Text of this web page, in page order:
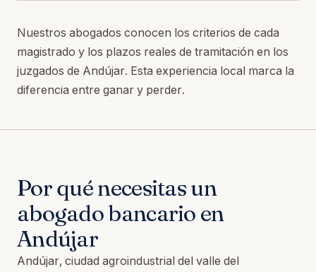
Nuestros abogados conocen los criterios de cada
magistrado y los plazos reales de tramitación en los
juzgados de Andújar. Esta experiencia local marca la
diferencia entre ganar y perder.
Por qué necesitas un
abogado bancario en
Andújar
Andújar, ciudad agroindustrial del valle del